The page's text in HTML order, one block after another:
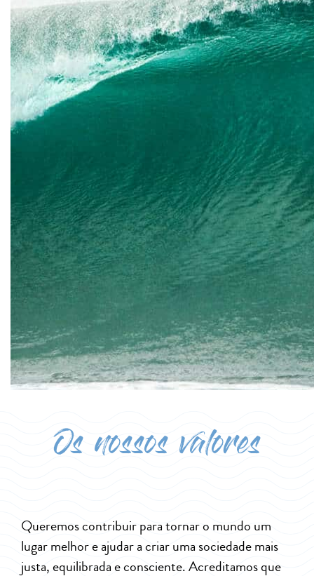
Os nossos valores
Queremos contribuir para tornar o mundo um
lugar melhor e ajudar a criar uma sociedade mais
justa, equilibrada e consciente. Acreditamos que